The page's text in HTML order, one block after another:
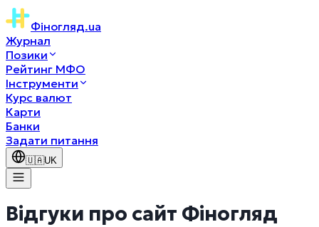
Фіногляд.ua
Журнал
Позики
Рейтинг МФО
Інструменти
Курс валют
Карти
Банки
Задати питання
🇺🇦UK
Відгуки про сайт Фіногляд